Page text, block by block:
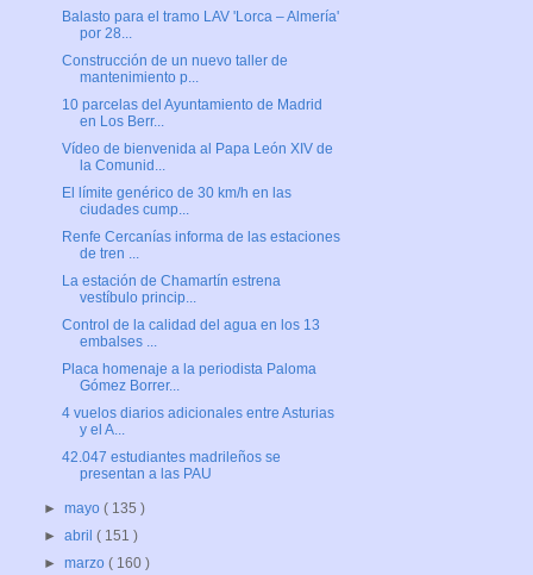
Balasto para el tramo LAV 'Lorca – Almería'
por 28...
Construcción de un nuevo taller de
mantenimiento p...
10 parcelas del Ayuntamiento de Madrid
en Los Berr...
Vídeo de bienvenida al Papa León XIV de
la Comunid...
El límite genérico de 30 km/h en las
ciudades cump...
Renfe Cercanías informa de las estaciones
de tren ...
La estación de Chamartín estrena
vestíbulo princip...
Control de la calidad del agua en los 13
embalses ...
Placa homenaje a la periodista Paloma
Gómez Borrer...
4 vuelos diarios adicionales entre Asturias
y el A...
42.047 estudiantes madrileños se
presentan a las PAU
►mayo( 135 )
►abril( 151 )
►marzo( 160 )